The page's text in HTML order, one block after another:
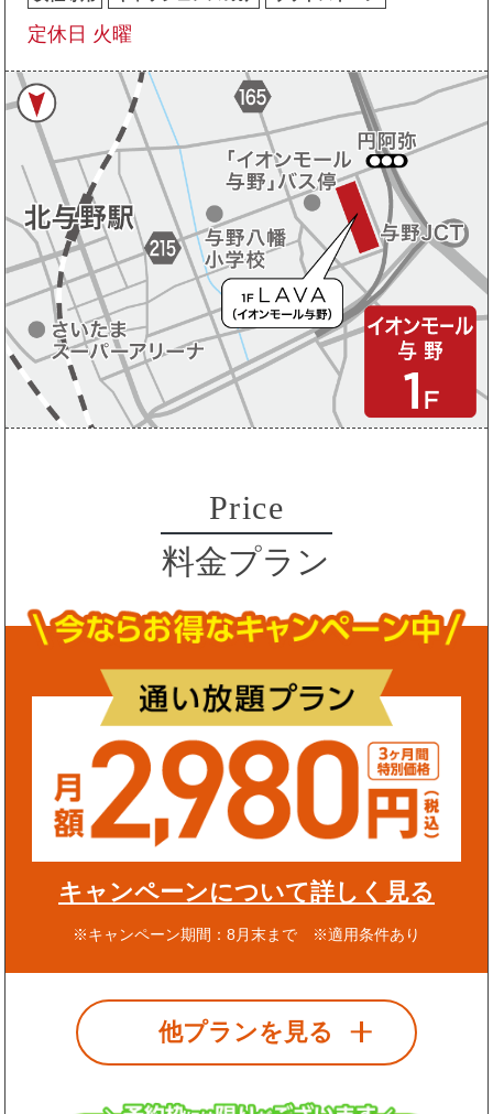
定休日 火曜
Price
料金プラン
キャンペーンについて詳しく見る
※キャンペーン期間：8月末まで ※適用条件あり
他プランを見る